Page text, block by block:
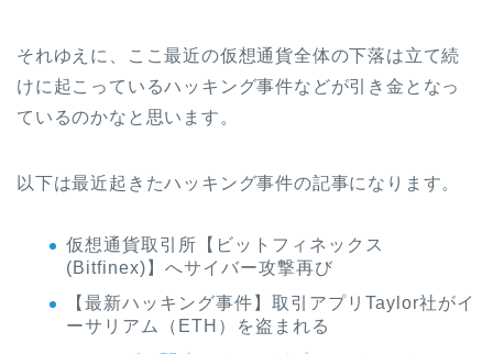
それゆえに、ここ最近の仮想通貨全体の下落は立て続
けに起こっているハッキング事件などが引き金となっ
ているのかなと思います。
以下は最近起きたハッキング事件の記事になります。
仮想通貨取引所【ビットフィネックス
(Bitfinex)】へサイバー攻撃再び
【最新ハッキング事件】取引アプリTaylor社がイ
ーサリアム（ETH）を盗まれる